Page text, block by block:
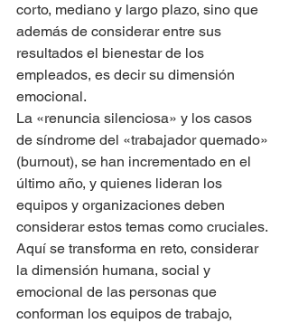
corto, mediano y largo plazo, sino que
además de considerar entre sus
resultados el bienestar de los
empleados, es decir su dimensión
emocional.
La «renuncia silenciosa» y los casos
de síndrome del «trabajador quemado»
(burnout), se han incrementado en el
último año, y quienes lideran los
equipos y organizaciones deben
considerar estos temas como cruciales.
Aquí se transforma en reto, considerar
la dimensión humana, social y
emocional de las personas que
conforman los equipos de trabajo,